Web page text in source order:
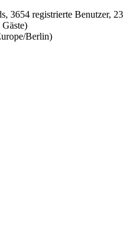
3654 registrierte Benutzer, 23
Berlin)